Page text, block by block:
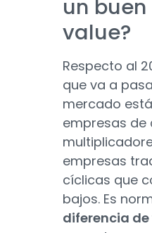
un
value?
Respecto al
que va a
mercado
empresas de
empresas
cíclicas que
bajos. Es
diferencia